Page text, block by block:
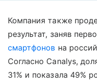
Компания также
результат, заняв
смартфонов на
Согласно Canalys,
31% и показала 49%